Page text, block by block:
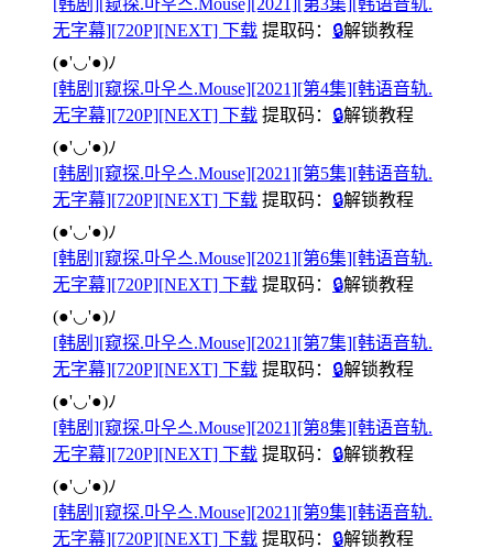
[韩剧][窥探.마우스.Mouse][2021][第3集][韩语音轨.
无字幕][720P][NEXT] 下载 提取码： 🔒解锁教程
(●'◡'●)ﾉ
[韩剧][窥探.마우스.Mouse][2021][第4集][韩语音轨.
无字幕][720P][NEXT] 下载 提取码： 🔒解锁教程
(●'◡'●)ﾉ
[韩剧][窥探.마우스.Mouse][2021][第5集][韩语音轨.
无字幕][720P][NEXT] 下载 提取码： 🔒解锁教程
(●'◡'●)ﾉ
[韩剧][窥探.마우스.Mouse][2021][第6集][韩语音轨.
无字幕][720P][NEXT] 下载 提取码： 🔒解锁教程
(●'◡'●)ﾉ
[韩剧][窥探.마우스.Mouse][2021][第7集][韩语音轨.
无字幕][720P][NEXT] 下载 提取码： 🔒解锁教程
(●'◡'●)ﾉ
[韩剧][窥探.마우스.Mouse][2021][第8集][韩语音轨.
无字幕][720P][NEXT] 下载 提取码： 🔒解锁教程
(●'◡'●)ﾉ
[韩剧][窥探.마우스.Mouse][2021][第9集][韩语音轨.
无字幕][720P][NEXT] 下载 提取码： 🔒解锁教程